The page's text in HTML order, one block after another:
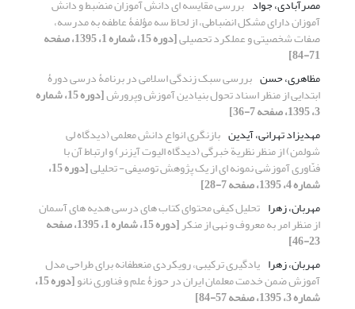
مصرآبادی، جواد بررسی مقایسه ای دانش آموزان منضبط و دانش
آموزان دارای مشکل انضباطی، از لحاظ سه مؤلفۀ عاطفه به مدرسه،
صفات شخصیتی و عملکرد تحصیلی [دوره 15، شماره 1، 1395، صفحه
71-84]
مظاهری، حسن بررسی سبک زندگی اسلامی در برنامۀ درسی دورۀ
ابتدایی از منظر اسناد تحول بنیادین آموزش وپرورش [دوره 15، شماره
3، 1395، صفحه 7-36]
مهدیزاد تهرانی، آیدین بازنگری انواع دانش معلمی (دیدگاه لی
شولمن) از منظر نظریة خبرگی (دیدگاه الیوت آیزنر) و ارتباط آن با
فنّاوری آموزشی نمونه ای از یک پژوهش توصیفی - تحلیلی [دوره 15،
شماره 4، 1395، صفحه 7-28]
مهربان، زهرا تحلیل کیفی محتوای کتاب های درسی هدیه های آسمان
از منظر امر به معروف و نهی از منکر [دوره 15، شماره 1، 1395، صفحه
23-46]
مهربان، زهرا یادگیری ترکیبی، رویکردی منعطفانه برای طراحی مدل
آموزش ضمن خدمت معلمان ایران در حوزۀ علم و فناوری نانو [دوره 15،
شماره 3، 1395، صفحه 57-84]